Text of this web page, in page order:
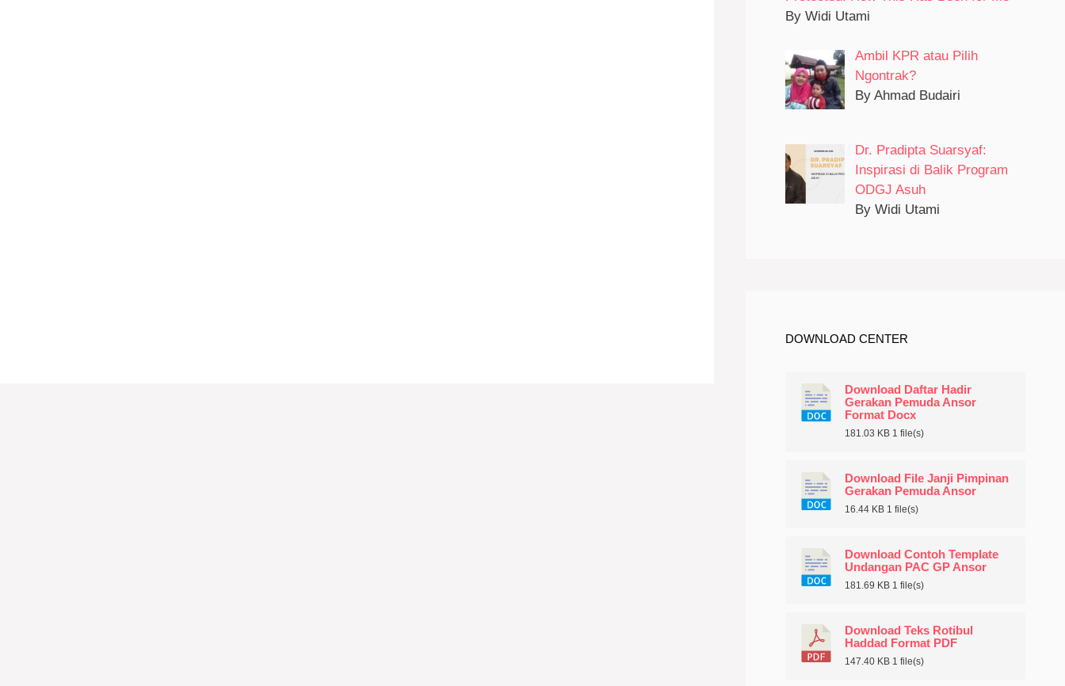
By Widi Utami
Ambil KPR atau Pilih
Ngontrak?
By Ahmad Budairi
Dr. Pradipta Suarsyaf:
Inspirasi di Balik Program
ODGJ Asuh
By Widi Utami
DOWNLOAD CENTER
Download Daftar Hadir
Gerakan Pemuda Ansor
Format Docx
181.03 KB 1 file(s)
Download File Janji Pimpinan
Gerakan Pemuda Ansor
16.44 KB 1 file(s)
Download Contoh Template
Undangan PAC GP Ansor
181.69 KB 1 file(s)
Download Teks Rotibul
Haddad Format PDF
147.40 KB 1 file(s)